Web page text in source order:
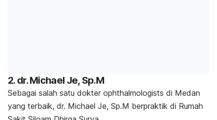
2. dr. Michael Je, Sp.M
Sebagai salah satu dokter ophthalmologists di Medan
yang terbaik, dr. Michael Je, Sp.M berpraktik di Rumah